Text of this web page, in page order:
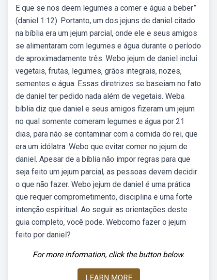
E que se nos deem legumes a comer e água a beber”
(daniel 1:12). Portanto, um dos jejuns de daniel citado
na bíblia era um jejum parcial, onde ele e seus amigos
se alimentaram com legumes e água durante o período
de aproximadamente três. Webo jejum de daniel inclui
vegetais, frutas, legumes, grãos integrais, nozes,
sementes e água. Essas diretrizes se baseiam no fato
de daniel ter pedido nada além de vegetais. Weba
bíblia diz que daniel e seus amigos fizeram um jejum
no qual somente comeram legumes e água por 21
dias, para não se contaminar com a comida do rei, que
era um idólatra. Webo que evitar comer no jejum de
daniel. Apesar de a bíblia não impor regras para que
seja feito um jejum parcial, as pessoas devem decidir
o que não fazer. Webo jejum de daniel é uma prática
que requer comprometimento, disciplina e uma forte
intenção espiritual. Ao seguir as orientações deste
guia completo, você pode. Webcomo fazer o jejum
feito por daniel?
For more information, click the button below.
LEARN MORE